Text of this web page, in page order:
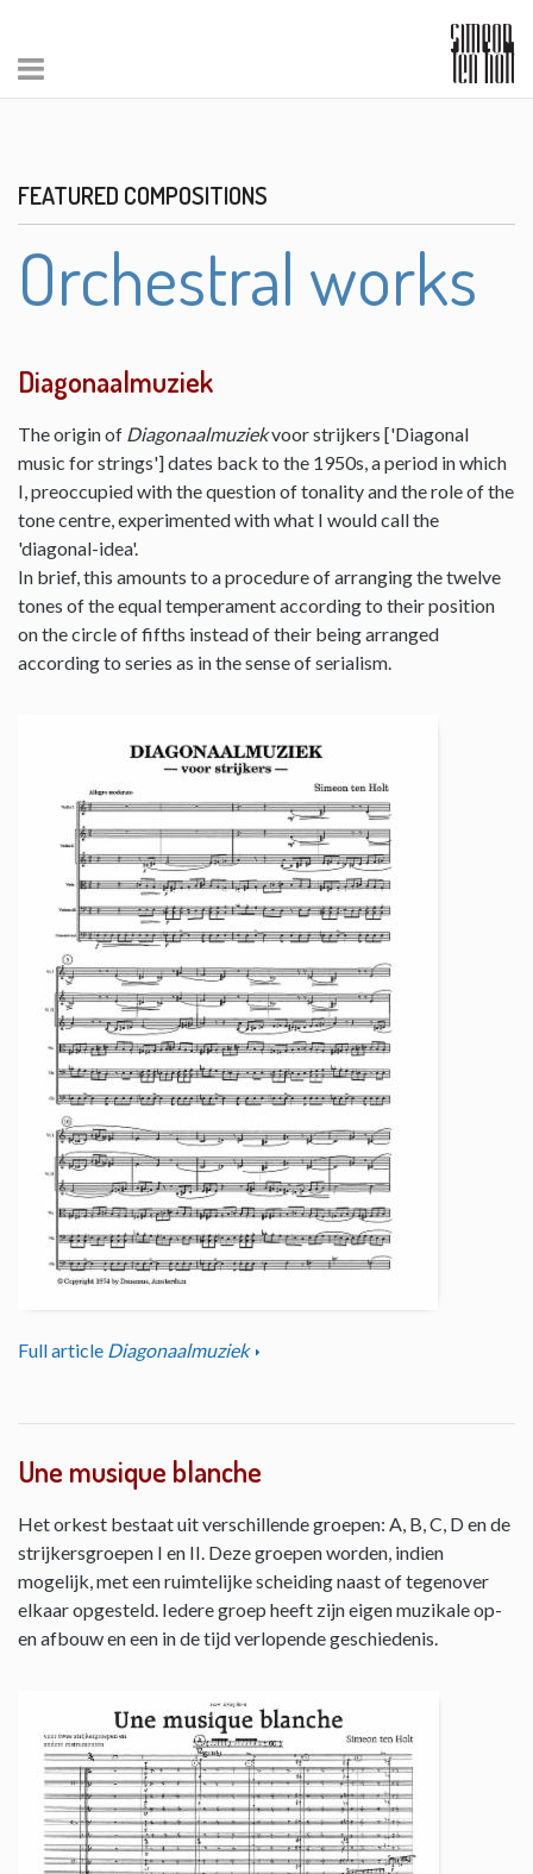
FEATURED COMPOSITIONS
Orchestral works
Diagonaalmuziek
The origin of Diagonaalmuziekvoor strijkers ['Diagonal
music for strings'] dates back to the 1950s, a period in which
I, preoccupied with the question of tonality and the role of the
tone centre, experimented with what I would call the
'diagonal-idea'.
In brief, this amounts to a procedure of arranging the twelve
tones of the equal temperament according to their position
on the circle of fifths instead of their being arranged
according to series as in the sense of serialism.
Full article Diagonaalmuziek
Une musique blanche
Het orkest bestaat uit verschillende groepen: A, B, C, D en de
strijkersgroepen I en II. Deze groepen worden, indien
mogelijk, met een ruimtelijke scheiding naast of tegenover
elkaar opgesteld. Iedere groep heeft zijn eigen muzikale op-
en afbouw en een in de tijd verlopende geschiedenis.